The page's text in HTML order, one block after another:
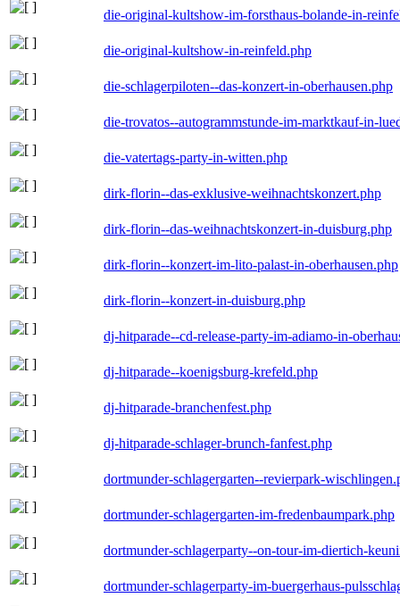
die-original-kultshow-im-forsthaus-bolande-in-
die-original-kultshow-in-reinfeld.php
die-schlagerpiloten--das-konzert-in-oberhausen.php
die-trovatos--autogrammstunde-im-marktkauf-in-
die-vatertags-party-in-witten.php
dirk-florin--das-exklusive-weihnachtskonzert.php
dirk-florin--das-weihnachtskonzert-in-duisburg.php
dirk-florin--konzert-im-lito-palast-in-oberhausen.php
dirk-florin--konzert-in-duisburg.php
dj-hitparade--cd-release-party-im-adiamo-in-
dj-hitparade--koenigsburg-krefeld.php
dj-hitparade-branchenfest.php
dj-hitparade-schlager-brunch-fanfest.php
dortmunder-schlagergarten--revierpark-
dortmunder-schlagergarten-im-fredenbaumpark.php
dortmunder-schlagerparty--on-tour-im-diertich-
dortmunder-schlagerparty-im-buergerhaus-